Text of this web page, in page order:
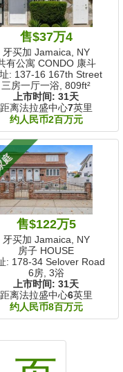
售$37万4
牙买加 Jamaica, NY
有公寓 CONDO 康斗
: 137-16 167th Street
三房一厅一浴, 809ft²
上市时间: 31天
距离法拉盛中心7英里
约人民币2百万元
售$122万5
牙买加 Jamaica, NY
房子 HOUSE
: 178-34 Selover Road
6房, 3浴
上市时间: 31天
距离法拉盛中心6英里
约人民币8百万元